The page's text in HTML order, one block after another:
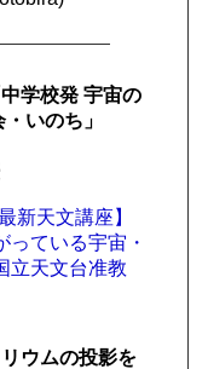
学校発 宇宙の
いのち」
新天文講座】
ている宇宙・
立天文台准教
ウムの投影を